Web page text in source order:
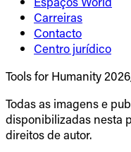
Carreiras
Contacto
Centro jurídico
Tools for Humanity
Todas as imagens e
disponibilizadas nesta
direitos de autor.